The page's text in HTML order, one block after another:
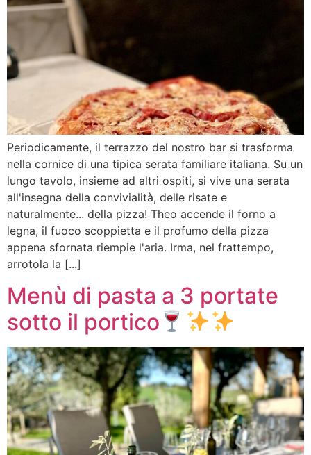
Periodicamente, il terrazzo del nostro bar si trasforma
nella cornice di una tipica serata familiare italiana. Su un
lungo tavolo, insieme ad altri ospiti, si vive una serata
all'insegna della convivialità, delle risate e
naturalmente... della pizza! Theo accende il forno a
legna, il fuoco scoppietta e il profumo della pizza
appena sfornata riempie l'aria. Irma, nel frattempo,
arrotola la [...]
Menù di pasta a 3 portate
sotto il portico